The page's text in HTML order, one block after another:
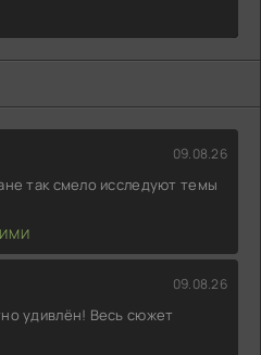
09.08.26
так смело исследуют темы
09.08.26
удивлён! Весь сюжет